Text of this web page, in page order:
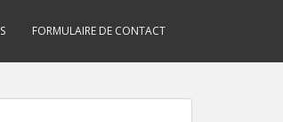
FORMULAIRE DE CONTACT